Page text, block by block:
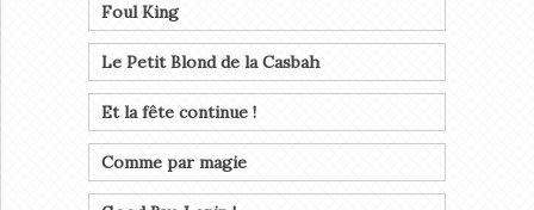
Foul King
Le Petit Blond de la Casbah
Et la fête continue !
Comme par magie